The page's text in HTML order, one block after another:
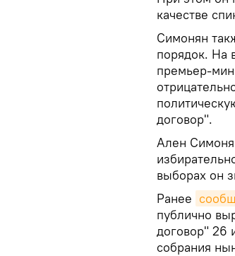
качестве
Симонян
порядок. На
договор".
Ален
выборах он
Ранее
публично
договор" 26
собрания